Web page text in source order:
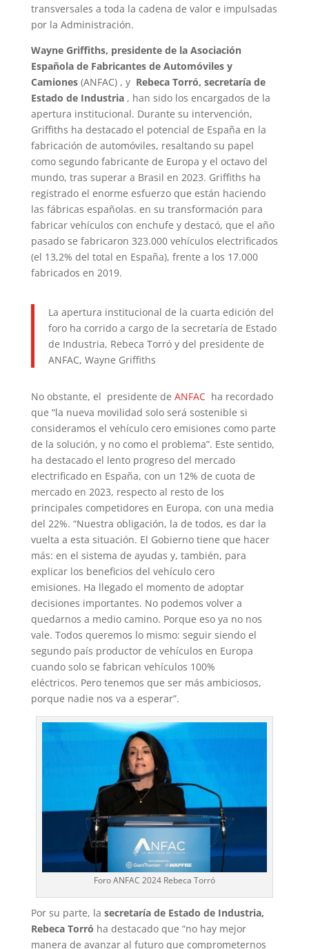
transversales a toda la cadena de valor e impulsadas
por la Administración.
Wayne Griffiths, presidente de la Asociación
Española de Fabricantes de Automóviles y
Camiones(ANFAC) , y Rebeca Torró, secretaría de
Estado de Industria, han sido los encargados de la
apertura institucional. Durante su intervención,
Griffiths ha destacado el potencial de España en la
fabricación de automóviles, resaltando su papel
como segundo fabricante de Europa y el octavo del
mundo, tras superar a Brasil en 2023. Griffiths ha
registrado el enorme esfuerzo que están haciendo
las fábricas españolas. en su transformación para
fabricar vehículos con enchufe y destacó, que el año
pasado se fabricaron 323.000 vehículos electrificados
(el 13,2% del total en España), frente a los 17.000
fabricados en 2019.
La apertura institucional de la cuarta edición del
foro ha corrido a cargo de la secretaría de Estado
de Industria, Rebeca Torró y del presidente de
ANFAC, Wayne Griffiths
No obstante, el presidente de ANFACha recordado
que “la nueva movilidad solo será sostenible si
consideramos el vehículo cero emisiones como parte
de la solución, y no como el problema”. Este sentido,
ha destacado el lento progreso del mercado
electrificado en España, con un 12% de cuota de
mercado en 2023, respecto al resto de los
principales competidores en Europa, con una media
del 22%. “Nuestra obligación, la de todos, es dar la
vuelta a esta situación. El Gobierno tiene que hacer
más: en el sistema de ayudas y, también, para
explicar los beneficios del vehículo cero
emisiones. Ha llegado el momento de adoptar
decisiones importantes. No podemos volver a
quedarnos a medio camino. Porque eso ya no nos
vale. Todos queremos lo mismo: seguir siendo el
segundo país productor de vehículos en Europa
cuando solo se fabrican vehículos 100%
eléctricos. Pero tenemos que ser más ambiciosos,
porque nadie nos va a esperar”.
Foro ANFAC 2024 Rebeca Torró
Por su parte, la secretaría de Estado de Industria,
Rebeca Torró ha destacado que “no hay mejor
manera de avanzar al futuro que comprometernos